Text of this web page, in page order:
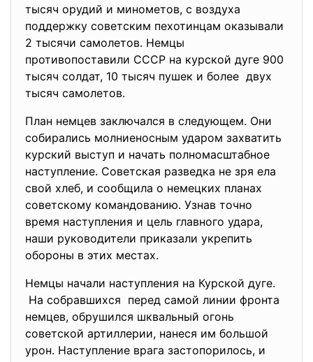
тысяч орудий и минометов, с воздуха
поддержку советским пехотинцам оказывали
2 тысячи самолетов. Немцы
противопоставили СССР на курской дуге 900
тысяч солдат, 10 тысяч пушек и более двух
тысяч самолетов.
План немцев заключался в следующем. Они
собирались молниеносным ударом захватить
курский выступ и начать полномасштабное
наступление. Советская разведка не зря ела
свой хлеб, и сообщила о немецких планах
советскому командованию. Узнав точно
время наступления и цель главного удара,
наши руководители приказали укрепить
обороны в этих местах.
Немцы начали наступления на Курской дуге.
На собравшихся перед самой линии фронта
немцев, обрушился шквальный огонь
советской артиллерии, нанеся им большой
урон. Наступление врага застопорилось, и